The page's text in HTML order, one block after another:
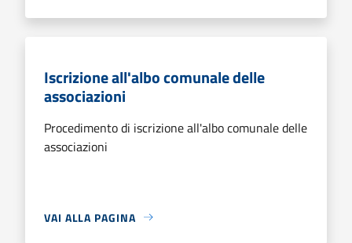
Iscrizione all'albo comunale delle
associazioni
Procedimento di iscrizione all'albo comunale delle
associazioni
VAI ALLA PAGINA